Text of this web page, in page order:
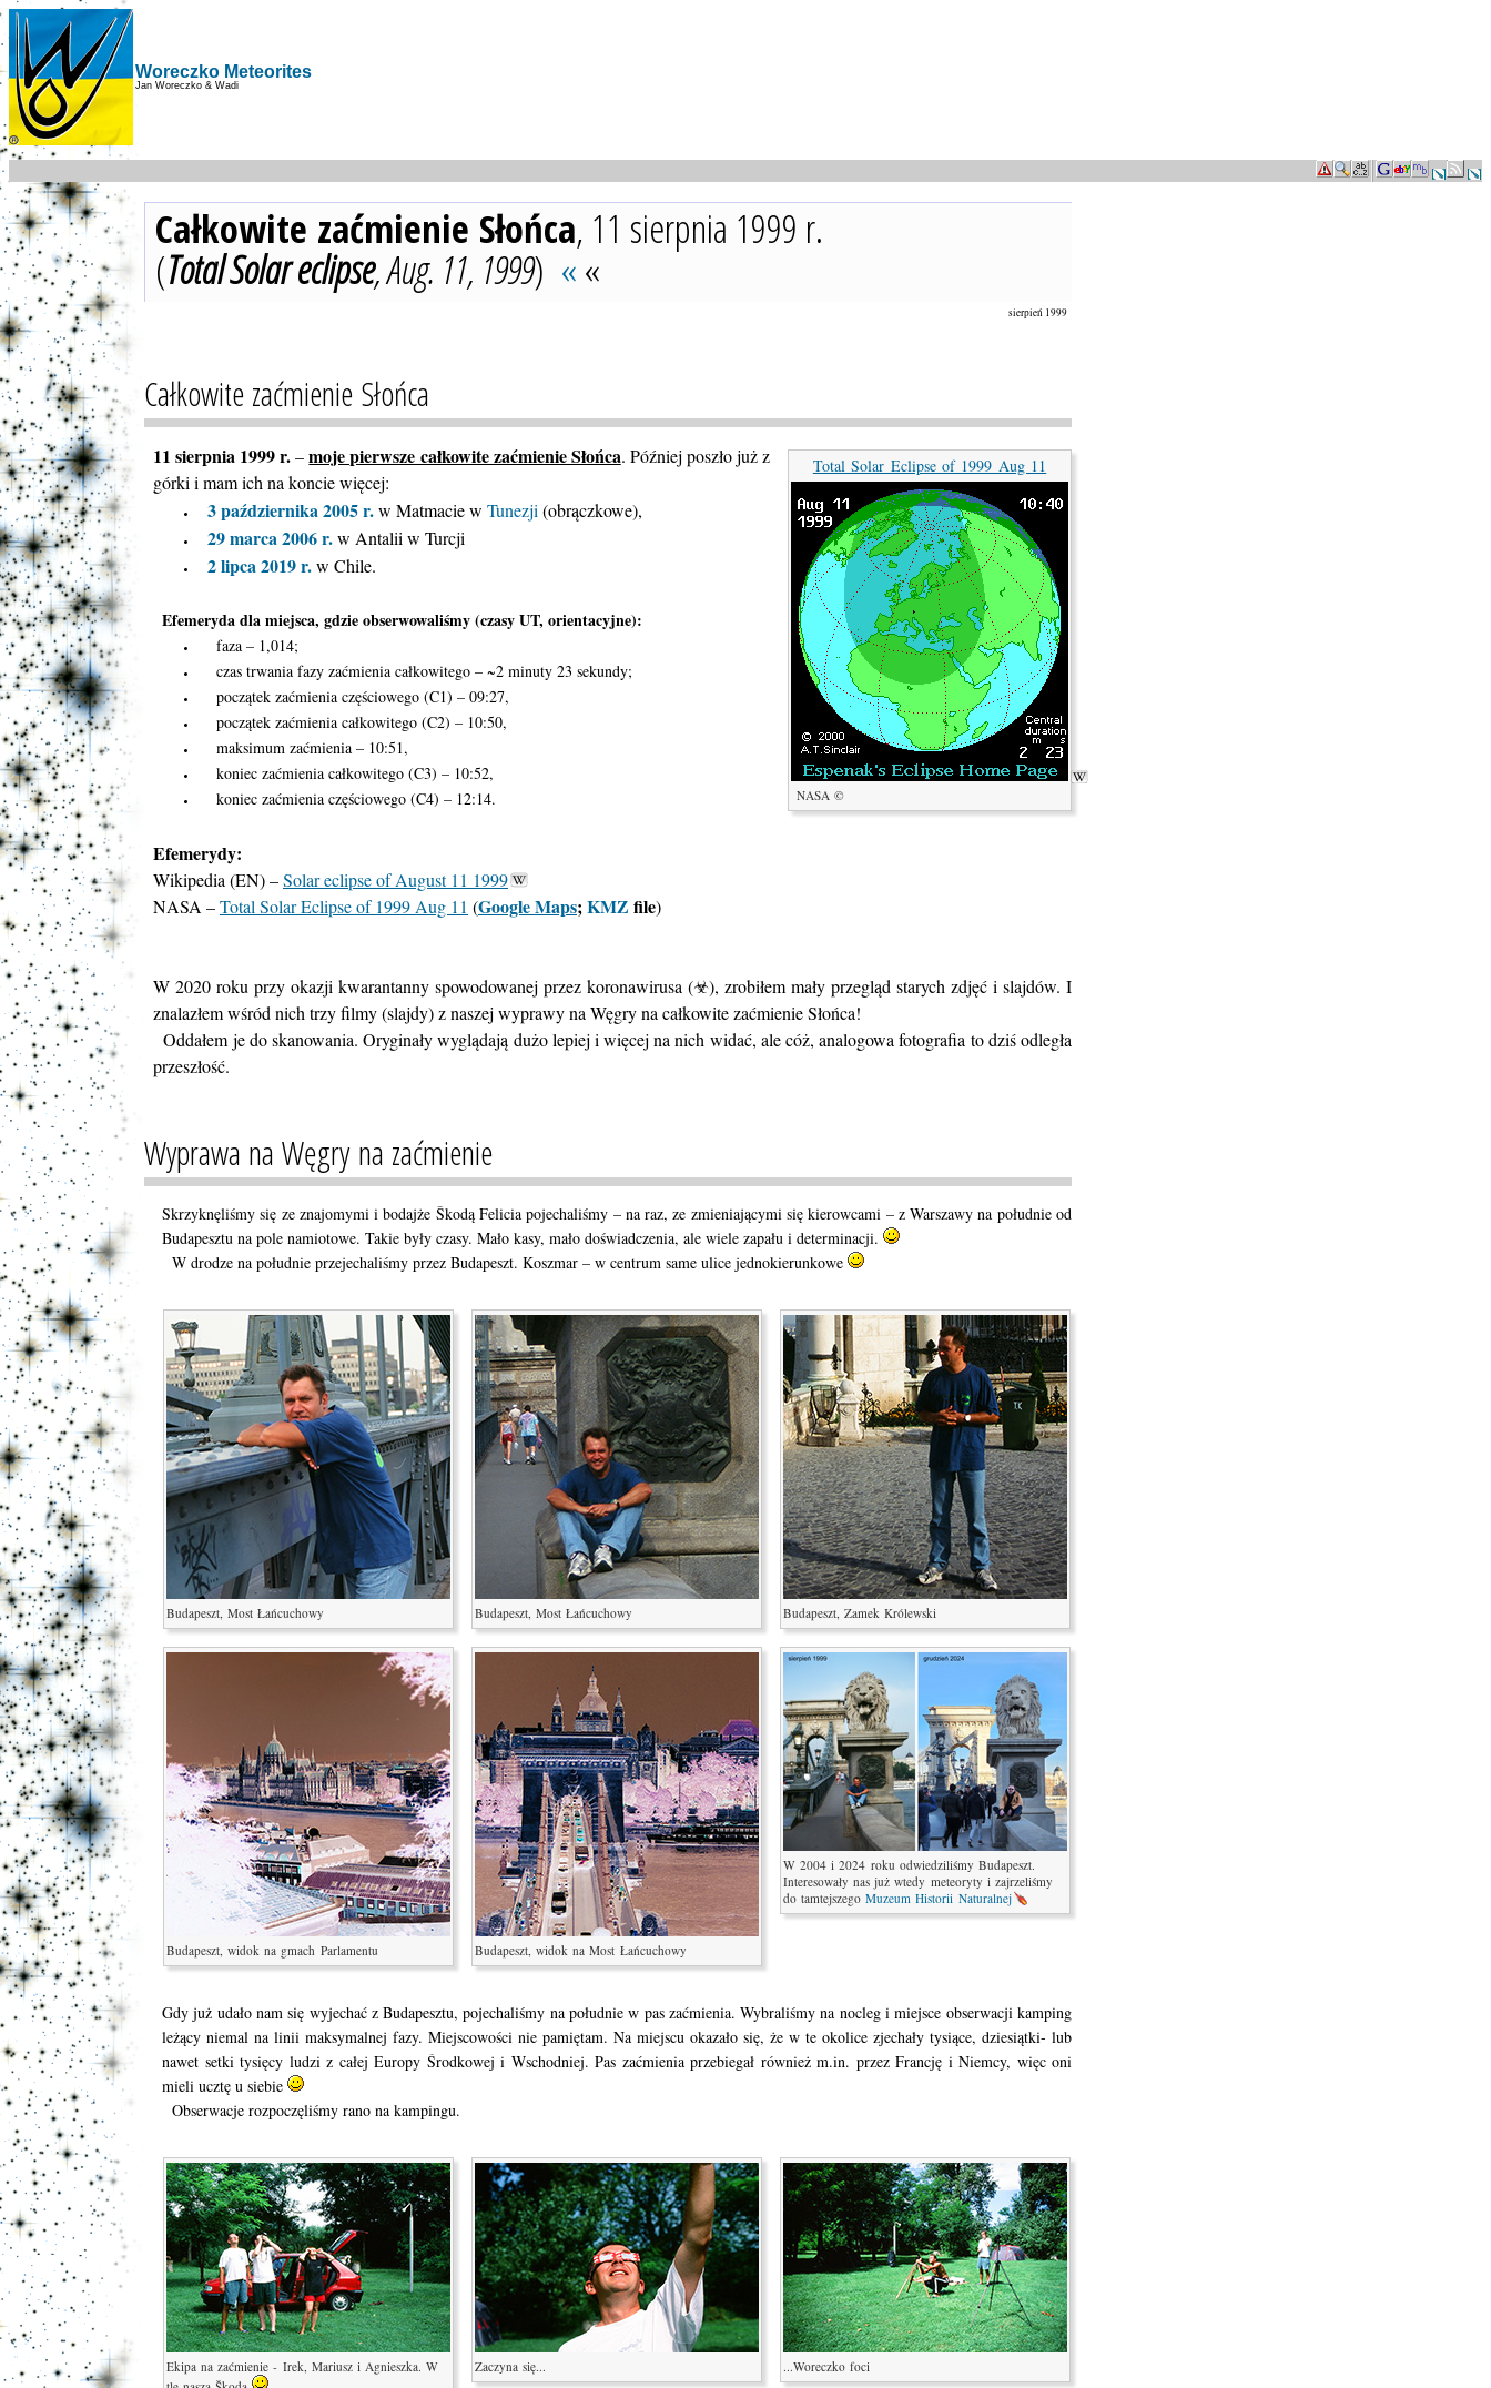
Woreczko Meteorites
Jan Woreczko & Wadi
Całkowite zaćmienie Słońca, 11 sierpnia 1999 r.
(Total Solar eclipse, Aug. 11, 1999) ««
sierpień 1999
Całkowite zaćmienie Słońca
Total Solar Eclipse of 1999 Aug 11
NASA ©
11 sierpnia 1999 r.–moje pierwsze całkowite zaćmienie Słońca. Później poszło już z
górki i mam ich na koncie więcej:
3 października 2005 r.w Matmacie w Tunezji (obrączkowe),
29 marca 2006 r.w Antalii w Turcji
2 lipca 2019 r.w Chile.
Efemeryda dla miejsca, gdzie obserwowaliśmy (czasy UT, orientacyjne):
faza – 1,014;
czas trwania fazy zaćmienia całkowitego – ~2 minuty 23 sekundy;
początek zaćmienia częściowego (C1) – 09:27,
początek zaćmienia całkowitego (C2) – 10:50,
maksimum zaćmienia – 10:51,
koniec zaćmienia całkowitego (C3) – 10:52,
koniec zaćmienia częściowego (C4) – 12:14.
Efemerydy:
Wikipedia (EN) –Solar eclipse of August 11 1999
NASA –Total Solar Eclipse of 1999 Aug 11 (Google Maps;KMZ file)
W 2020 roku przy okazji kwarantanny spowodowanej przez koronawirusa (☣), zrobiłem mały przegląd starych zdjęć i slajdów. I
znalazłem wśród nich trzy filmy (slajdy) z naszej wyprawy na Węgry na całkowite zaćmienie Słońca!
Oddałem je do skanowania. Oryginały wyglądają dużo lepiej i więcej na nich widać, ale cóż, analogowa fotografia to dziś odległa
przeszłość.
Wyprawa na Węgry na zaćmienie
Skrzyknęliśmy się ze znajomymi i bodajże Škodą Felicia pojechaliśmy – na raz, ze zmieniającymi się kierowcami – z Warszawy na południe od
Budapesztu na pole namiotowe. Takie były czasy. Mało kasy, mało doświadczenia, ale wiele zapału i determinacji.
W drodze na południe przejechaliśmy przez Budapeszt. Koszmar – w centrum same ulice jednokierunkowe
Budapeszt, Most Łańcuchowy Budapeszt, Most Łańcuchowy Budapeszt, Zamek Królewski
Budapeszt, widok na gmach Parlamentu Budapeszt, widok na Most Łańcuchowy
W 2004 i 2024 roku odwiedziliśmy Budapeszt.
Interesowały nas już wtedy meteoryty i zajrzeliśmy
do tamtejszegoMuzeum Historii Naturalnej
Gdy już udało nam się wyjechać z Budapesztu, pojechaliśmy na południe w pas zaćmienia. Wybraliśmy na nocleg i miejsce obserwacji kamping
leżący niemal na linii maksymalnej fazy. Miejscowości nie pamiętam. Na miejscu okazało się, że w te okolice zjechały tysiące, dziesiątki- lub
nawet setki tysięcy ludzi z całej Europy Środkowej i Wschodniej. Pas zaćmienia przebiegał również m.in. przez Francję i Niemcy, więc oni
mieli ucztę u siebie
Obserwacje rozpoczęliśmy rano na kampingu.
Ekipa na zaćmienie - Irek, Mariusz i Agnieszka. W
Zaczyna się... ...Woreczko foci